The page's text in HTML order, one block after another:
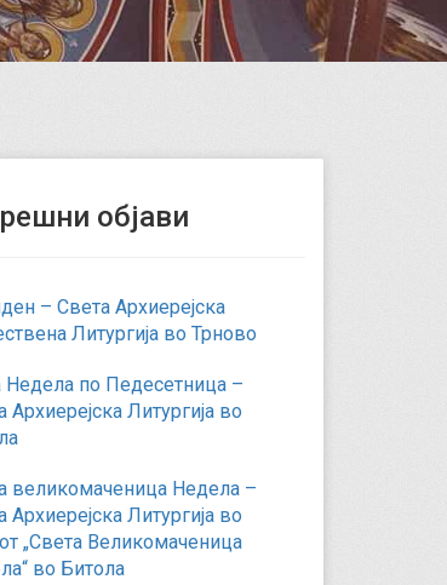
објави
– Света Архиерејска
Литургија во Трново
по Педесетница –
Архиерејска Литургија во
великомаченица Недела –
Архиерејска Литургија во
„Света Великомаченица
во Битола